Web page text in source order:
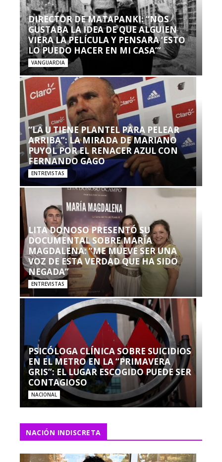
DIRECTOR DE MATAPANKI: “NOS
GUSTABA LA IDEA DE QUE ALGUIEN
VIERA LA PELÍCULA Y PENSARA ‘ESTO
LO PUEDO HACER EN MI CASA’”
VANGUARDIA
“LA U TIENE PLANTEL PARA PELEAR
ARRIBA”: LA MIRADA DE MARIANO
PUYOL POR EL RENACER AZUL CON
FERNANDO GAGO
ENTREVISTAS
LITA DONOSO PRESENTÓ SU
DOCUMENTAL SOBRE MARÍA
MAGDALENA: “ME MUEVE SER UNA
VOZ DE ESTA VERDAD QUE HA SIDO
NEGADA”
ENTREVISTAS
PSICÓLOGA CLÍNICA SOBRE SUICIDIOS
EN EL METRO EN LA “PRIMAVERA
GRIS”: EL LUGAR ESCOGIDO PUEDE SER
CONTAGIOSO
NACIONAL
NACIÓN INDISCRETA